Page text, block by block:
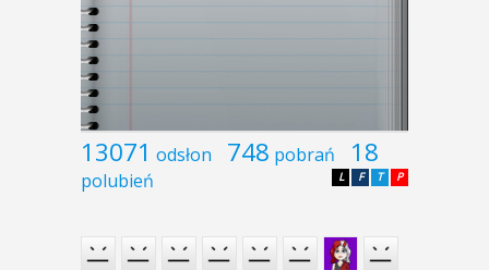
13071 odsłon 748 pobrań 18
polubień P
T
F
L